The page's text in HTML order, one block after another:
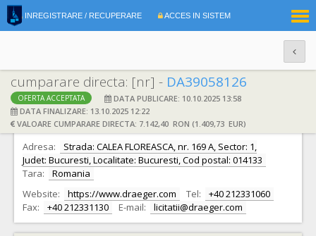
INREGISTRARE / RECUPERARE ACCES IN SISTEM
cumparare directa: [nr] - DA39058126
OFERTA ACCEPTATA
DATA PUBLICARE: 10.10.2025 13:58
DATA FINALIZARE: 13.10.2025 12:22
VALOARE CUMPARARE DIRECTA: 7.142,40 RON (1.409,73 EUR)
DATE IDENTIFICARE OFERTANT
Ofertant: S.C. DRAEGER ROMANIA S.R.L. CIF:
2836925
Adresa:
Strada: CALEA FLOREASCA, nr. 169 A, Sector: 1,
Judet: Bucuresti, Localitate: Bucuresti, Cod postal: 014133
Tara:
Romania
Website:
https://www.draeger.com Tel:
+40 212331060
Fax:
+40 212331130 E-mail: licitatii@draeger.com